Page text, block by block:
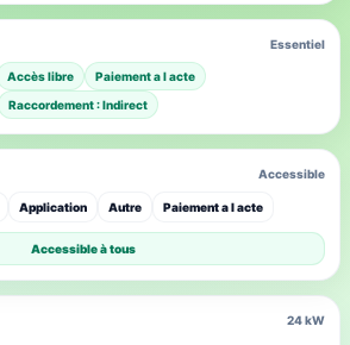
Essentiel
Accès libre
Paiement a l acte
Raccordement : Indirect
24 kW
Accessible
Application Autre Paiement a l acte
Accessible à tous